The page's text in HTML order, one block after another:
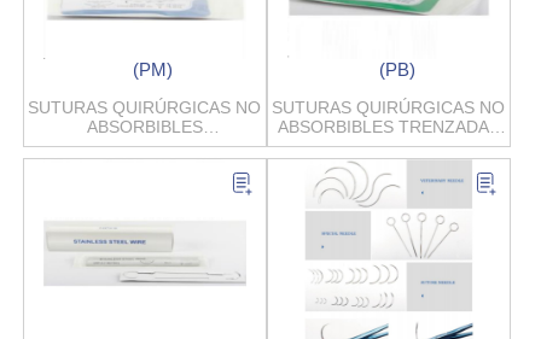
(PM)
SUTURAS QUIRÚRGICAS NO
ABSORBIBLES
MONOFILAMENTO DE
POLIPROPILENO
(PB)
SUTURAS QUIRÚRGICAS NO
ABSORBIBLES TRENZADAS
DE POLIÉSTER